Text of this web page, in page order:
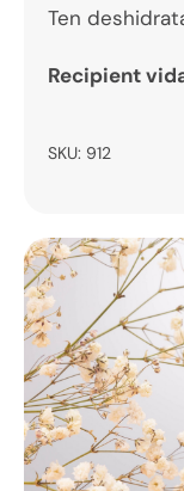
Ten
Recipient
SKU: 912